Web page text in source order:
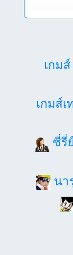
เกมส์
เกมส์
ซี่รี่
นา